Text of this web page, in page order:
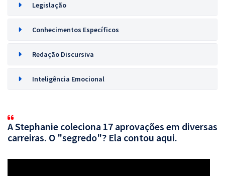
Legislação
Conhecimentos Específicos
Redação Discursiva
Inteligência Emocional
A Stephanie coleciona 17 aprovações em diversas
carreiras. O "segredo"? Ela contou aqui.